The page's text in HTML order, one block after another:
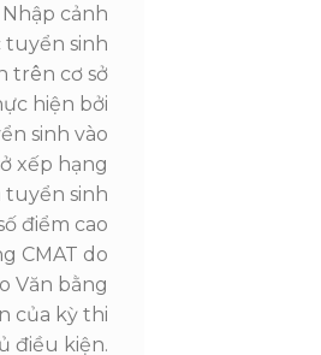
cảnh
tuyển sinh
trên cơ sở
hiện bởi
sinh vào
xếp hạng
tuyển sinh
điểm cao
CMAT do
Văn bằng
của kỳ thi
điều kiện.